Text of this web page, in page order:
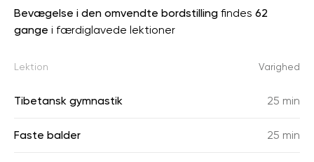
Bevægelse i den omvendte bordstilling findes 62
gange i færdiglavede lektioner
Lektion Varighed
Tibetansk gymnastik 25 min
Faste balder 25 min